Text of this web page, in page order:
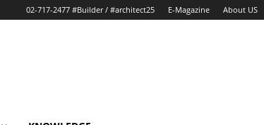
02-717-2477 #Builder / #architect25 E-Magazine About US